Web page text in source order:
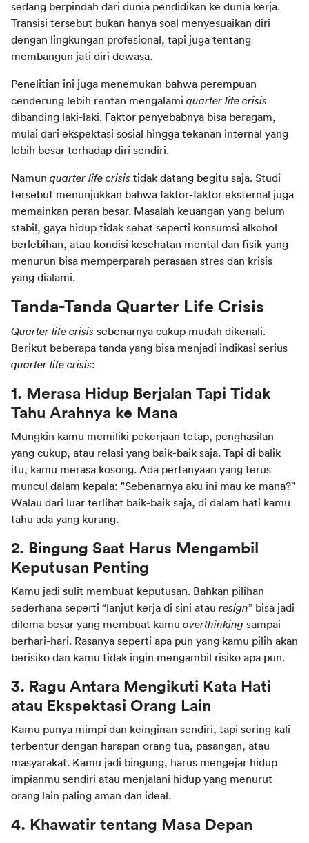
sedang berpindah dari dunia pendidikan ke dunia kerja.
Transisi tersebut bukan hanya soal menyesuaikan diri
dengan lingkungan profesional, tapi juga tentang
membangun jati diri dewasa.
Penelitian ini juga menemukan bahwa perempuan
cenderung lebih rentan mengalami quarter life crisis
dibanding laki-laki. Faktor penyebabnya bisa beragam,
mulai dari ekspektasi sosial hingga tekanan internal yang
lebih besar terhadap diri sendiri.
Namun quarter life crisis tidak datang begitu saja. Studi
tersebut menunjukkan bahwa faktor-faktor eksternal juga
memainkan peran besar. Masalah keuangan yang belum
stabil, gaya hidup tidak sehat seperti konsumsi alkohol
berlebihan, atau kondisi kesehatan mental dan fisik yang
menurun bisa memperparah perasaan stres dan krisis
yang dialami.
Tanda-Tanda Quarter Life Crisis
Quarter life crisis sebenarnya cukup mudah dikenali.
quarter life crisis:
1. Merasa Hidup Berjalan Tapi Tidak
Tahu Arahnya ke Mana
Mungkin kamu memiliki pekerjaan tetap, penghasilan
yang cukup, atau relasi yang baik-baik saja. Tapi di balik
itu, kamu merasa kosong. Ada pertanyaan yang terus
muncul dalam kepala: "Sebenarnya aku ini mau ke mana?"
Walau dari luar terlihat baik-baik saja, di dalam hati kamu
tahu ada yang kurang.
2. Bingung Saat Harus Mengambil
Keputusan Penting
Kamu jadi sulit membuat keputusan. Bahkan pilihan
sederhana seperti “lanjut kerja di sini atau resign” bisa jadi
dilema besar yang membuat kamu overthinking sampai
berhari-hari. Rasanya seperti apa pun yang kamu pilih akan
berisiko dan kamu tidak ingin mengambil risiko apa pun.
3. Ragu Antara Mengikuti Kata Hati
atau Ekspektasi Orang Lain
Kamu punya mimpi dan keinginan sendiri, tapi sering kali
terbentur dengan harapan orang tua, pasangan, atau
masyarakat. Kamu jadi bingung, harus mengejar hidup
impianmu sendiri atau menjalani hidup yang menurut
orang lain paling aman dan ideal.
4. Khawatir tentang Masa Depan